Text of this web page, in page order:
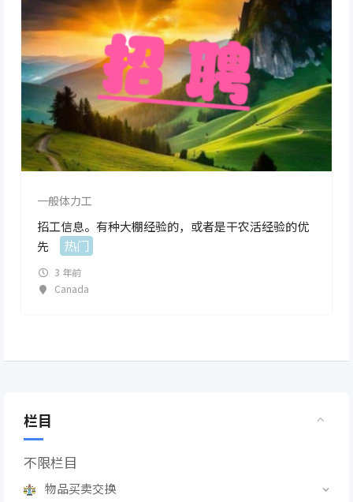
一般体力工
招工信息。有种大棚经验的，或者是干农活经验的优
先
热门
3 年前
Canada
栏目
不限栏目
物品买卖交换